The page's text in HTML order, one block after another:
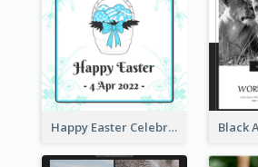
Happy Easter Celebration Instagram Post